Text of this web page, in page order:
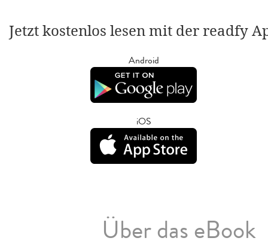
Jetzt kostenlos lesen mit der readfy
Android
iOS
Über das eBook